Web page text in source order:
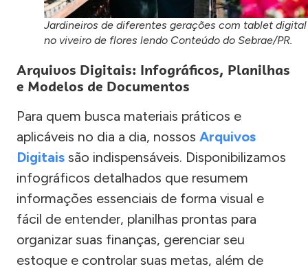
Jardineiros de diferentes gerações com tablet digital
no viveiro de flores lendo Conteúdo do Sebrae/PR.
Arquivos Digitais: Infográficos, Planilhas
e Modelos de Documentos
Para quem busca materiais práticos e
aplicáveis no dia a dia, nossos Arquivos
Digitais são indispensáveis. Disponibilizamos
infográficos detalhados que resumem
informações essenciais de forma visual e
fácil de entender, planilhas prontas para
organizar suas finanças, gerenciar seu
estoque e controlar suas metas, além de